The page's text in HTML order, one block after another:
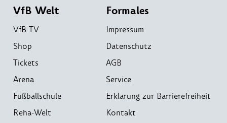
VfB Welt
VfB TV
Shop
Tickets
Arena
Fußballschule
Reha-Welt
Formales
Impressum
Datenschutz
AGB
Service
Erklärung zur Barrierefreiheit
Kontakt